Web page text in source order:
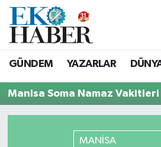
GÜNDEM YAZARLAR
Manisa Soma Namaz Vakitleri
MANİSA
Hava Durumu
Süper Lig Puan Durumu ve
Tüm Manşetler